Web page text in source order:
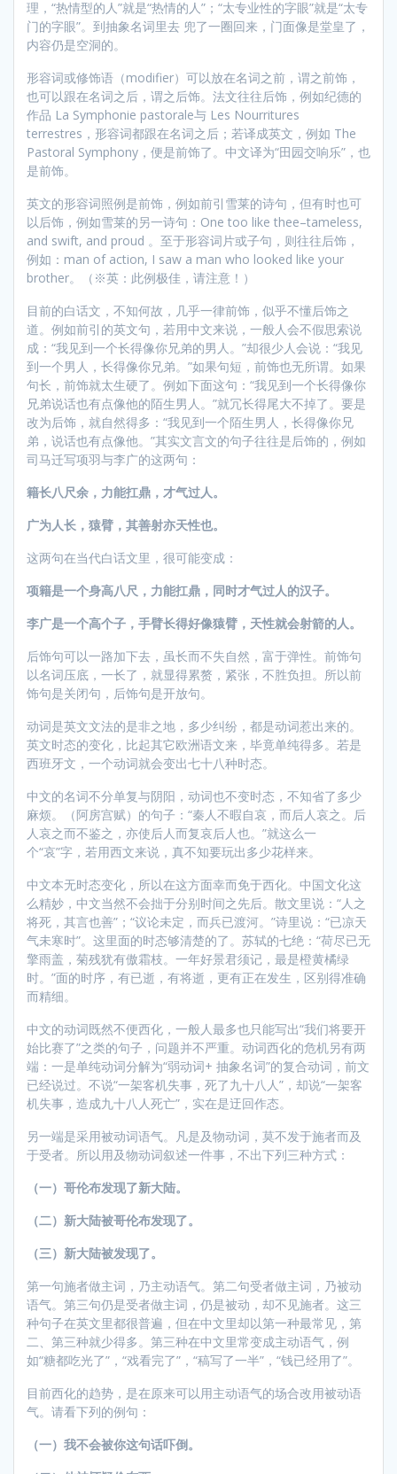
理，“热情型的人”就是“热情的人”；“太专业性的字眼”就是“太专
门的字眼”。到抽象名词里去 兜了一圈回来，门面像是堂皇了，
内容仍是空洞的。
形容词或修饰语（modifier）可以放在名词之前，谓之前饰，
也可以跟在名词之后，谓之后饰。法文往往后饰，例如纪德的
作品 La Symphonie pastorale与 Les Nourritures
terrestres，形容词都跟在名词之后；若译成英文，例如 The
Pastoral Symphony，便是前饰了。中文译为“田园交响乐”，也
是前饰。
英文的形容词照例是前饰，例如前引雪莱的诗句，但有时也可
以后饰，例如雪莱的另一诗句：One too like thee–tameless,
and swift, and proud 。至于形容词片或子句，则往往后饰，
例如：man of action, I saw a man who looked like your
brother。（※英：此例极佳，请注意！）
目前的白话文，不知何故，几乎一律前饰，似乎不懂后饰之
道。例如前引的英文句，若用中文来说，一般人会不假思索说
成：“我见到一个长得像你兄弟的男人。”却很少人会说：“我见
到一个男人，长得像你兄弟。”如果句短，前饰也无所谓。如果
句长，前饰就太生硬了。例如下面这句：“我见到一个长得像你
兄弟说话也有点像他的陌生男人。”就冗长得尾大不掉了。要是
改为后饰，就自然得多：“我见到一个陌生男人，长得像你兄
弟，说话也有点像他。”其实文言文的句子往往是后饰的，例如
司马迁写项羽与李广的这两句：
籍长八尺余，力能扛鼎，才气过人。
广为人长，猿臂，其善射亦天性也。
这两句在当代白话文里，很可能变成：
项籍是一个身高八尺，力能扛鼎，同时才气过人的汉子。
李广是一个高个子，手臂长得好像猿臂，天性就会射箭的人。
后饰句可以一路加下去，虽长而不失自然，富于弹性。前饰句
以名词压底，一长了，就显得累赘，紧张，不胜负担。所以前
饰句是关闭句，后饰句是开放句。
动词是英文文法的是非之地，多少纠纷，都是动词惹出来的。
英文时态的变化，比起其它欧洲语文来，毕竟单纯得多。若是
西班牙文，一个动词就会变出七十八种时态。
中文的名词不分单复与阴阳，动词也不变时态，不知省了多少
麻烦。（阿房宫赋）的句子：“秦人不暇自哀，而后人哀之。后
人哀之而不鉴之，亦使后人而复哀后人也。”就这么一
个“哀”字，若用西文来说，真不知要玩出多少花样来。
中文本无时态变化，所以在这方面幸而免于西化。中国文化这
么精妙，中文当然不会拙于分别时间之先后。散文里说：“人之
将死，其言也善”；“议论未定，而兵已渡河。”诗里说：“已凉天
气未寒时”。这里面的时态够清楚的了。苏轼的七绝：“荷尽已无
擎雨盖，菊残犹有傲霜枝。一年好景君须记，最是橙黄橘绿
时。”面的时序，有已逝，有将逝，更有正在发生，区别得准确
而精细。
中文的动词既然不便西化，一般人最多也只能写出“我们将要开
始比赛了”之类的句子，问题并不严重。动词西化的危机另有两
端：一是单纯动词分解为“弱动词+ 抽象名词”的复合动词，前文
已经说过。不说“一架客机失事，死了九十八人”，却说“一架客
机失事，造成九十八人死亡”，实在是迂回作态。
另一端是采用被动词语气。凡是及物动词，莫不发于施者而及
于受者。所以用及物动词叙述一件事，不出下列三种方式：
（一）哥伦布发现了新大陆。
（二）新大陆被哥伦布发现了。
（三）新大陆被发现了。
第一句施者做主词，乃主动语气。第二句受者做主词，乃被动
语气。第三句仍是受者做主词，仍是被动，却不见施者。这三
种句子在英文里都很普遍，但在中文里却以第一种最常见，第
二、第三种就少得多。第三种在中文里常变成主动语气，例
如“糖都吃光了”，“戏看完了”，“稿写了一半”，“钱已经用了”。
目前西化的趋势，是在原来可以用主动语气的场合改用被动语
气。请看下列的例句：
（一）我不会被你这句话吓倒。